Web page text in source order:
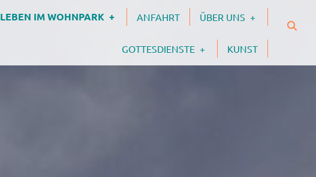
LEBEN IM WOHNPARK ANFAHRT ÜBER UNS
GOTTESDIENSTE KUNST